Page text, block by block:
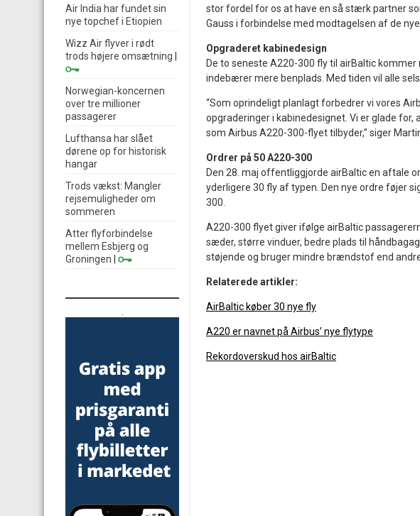
stor fordel for os at have en så stærk partner
Gauss i forbindelse med modtagelsen af de nye
Opgraderet kabinedesign
De to seneste A220-300 fly til airBaltic
indebærer mere benplads. Med tiden vil alle
“Som oprindeligt planlagt forbedrer vi vores
opgraderinger i kabinedesignet. Vi er glade
som Airbus A220-300-flyet tilbyder,” siger
Ordrer på 50 A220-300
Den 28. maj offentliggjorde airBaltic en aftale
yderligere 30 fly af typen. Den nye ordre føjer
300.
A220-300 flyet giver ifølge airBaltic
sæder, større vinduer, bedre plads til
støjende og bruger mindre brændstof end
Relaterede artikler:
AirBaltic køber 30 nye fly
A220 er navnet på Airbus’ nye flytype
Rekordoverskud hos airBaltic
Air India har fundet sin
nye topchef i Etiopien
Wizz Air flyver i rødt
trods højere omsætning
Norwegian-koncernen
over tre millioner
passagerer
Lufthansa har slået
dørene op for historisk
hangar
Trods vækst: Mangler
rejsemuligheder om
sommeren
Atter flyforbindelse
mellem Esbjerg og
Groningen